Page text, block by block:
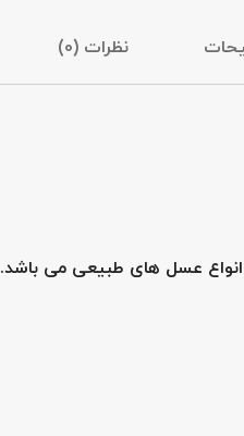
نظرات (0)
انواع عسل های طبیعی می باشد.